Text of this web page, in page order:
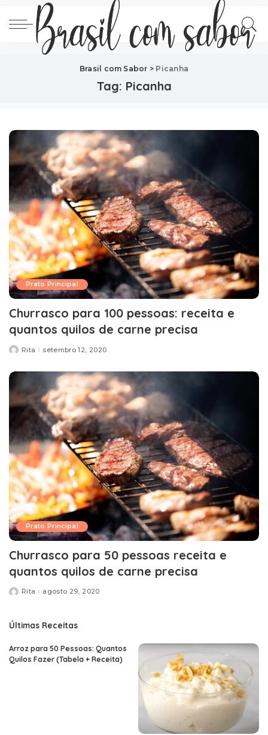
Brasil com Sabor > Picanha
Tag: Picanha
Prato Principal
Churrasco para 100 pessoas: receita e
quantos quilos de carne precisa
Posted
Rita setembro 12, 2020
Prato Principal
Churrasco para 50 pessoas receita e
quantos quilos de carne precisa
Posted
Rita agosto 29, 2020
Últimas Receitas
Arroz para 50 Pessoas: Quantos
Quilos Fazer (Tabela + Receita)